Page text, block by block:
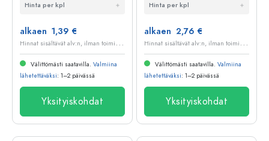
Hinta per kpl
alkaen 1,39 €
H
innat sisältävät alv:n, ilman toimituskuluja
Välittömästi saatavilla. Valmiina
lähetettäväksi: 1–2 päivässä
Yksityiskohdat
sanka
Hinta per kpl
alkaen 2,76 €
H
innat sisältävät alv:n, ilman toimituskuluja
Välittömästi saatavilla. Valmiina
lähetettäväksi: 1–2 päivässä
Yksityiskohdat